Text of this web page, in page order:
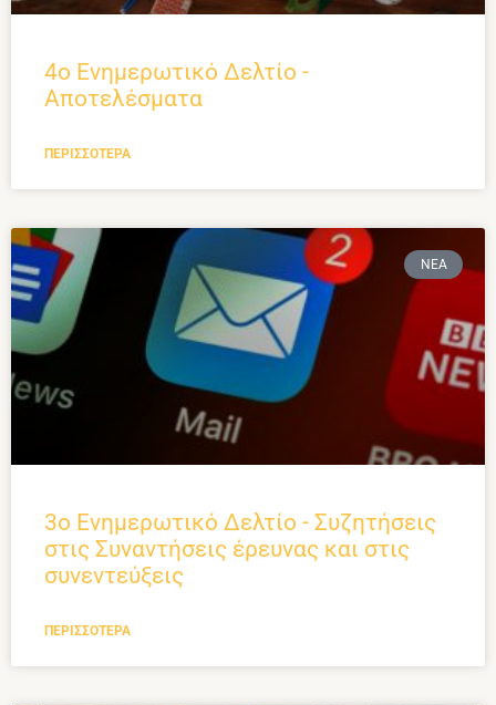
4ο Ενημερωτικό Δελτίο -
Αποτελέσματα
ΠΕΡΙΣΣΌΤΕΡΑ
ΝΈΑ
3ο Ενημερωτικό Δελτίο - Συζητήσεις
στις Συναντήσεις έρευνας και στις
συνεντεύξεις
ΠΕΡΙΣΣΌΤΕΡΑ